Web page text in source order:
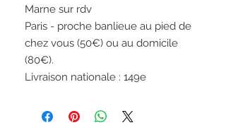
Marne sur rdv
Paris - proche banlieue au pied de
chez vous (50€) ou au domicile
(80€).
Livraison nationale : 149e